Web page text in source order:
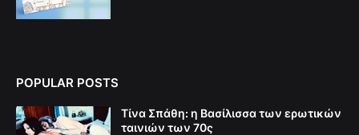
POPULAR POSTS
Τίνα Σπάθη: η Βασίλισσα των ερωτικών
ταινιών των 70ς